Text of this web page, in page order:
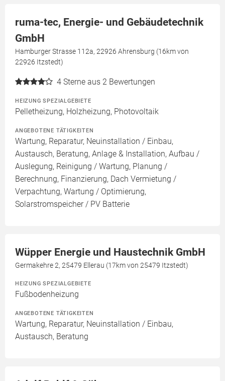
ruma-tec, Energie- und Gebäudetechnik
GmbH
Hamburger Strasse 112a, 22926 Ahrensburg (16km von
22926 Itzstedt)
4 Sterne aus 2 Bewertungen
HEIZUNG SPEZIALGEBIETE
Pelletheizung, Holzheizung, Photovoltaik
ANGEBOTENE TÄTIGKEITEN
Wartung, Reparatur, Neuinstallation / Einbau,
Austausch, Beratung, Anlage & Installation, Aufbau /
Auslegung, Reinigung / Wartung, Planung /
Berechnung, Finanzierung, Dach Vermietung /
Verpachtung, Wartung / Optimierung,
Solarstromspeicher / PV Batterie
Wüpper Energie und Haustechnik GmbH
Germakehre 2, 25479 Ellerau (17km von 25479 Itzstedt)
HEIZUNG SPEZIALGEBIETE
Fußbodenheizung
ANGEBOTENE TÄTIGKEITEN
Wartung, Reparatur, Neuinstallation / Einbau,
Austausch, Beratung